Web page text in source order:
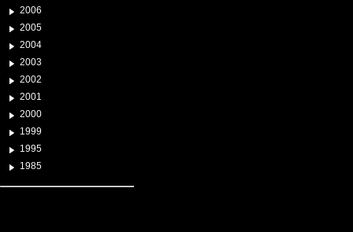
2006
2005
2004
2003
2002
2001
2000
1999
1995
1985